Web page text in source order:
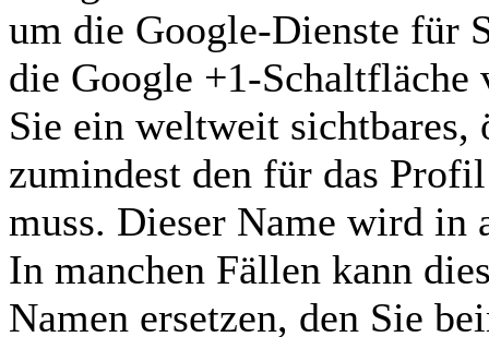
um die Google-Dienste für
die Google +1-Schaltfläche
Sie ein weltweit
zumindest den für das
muss. Dieser Name wird in
In manchen Fällen kann
Namen ersetzen, den Sie